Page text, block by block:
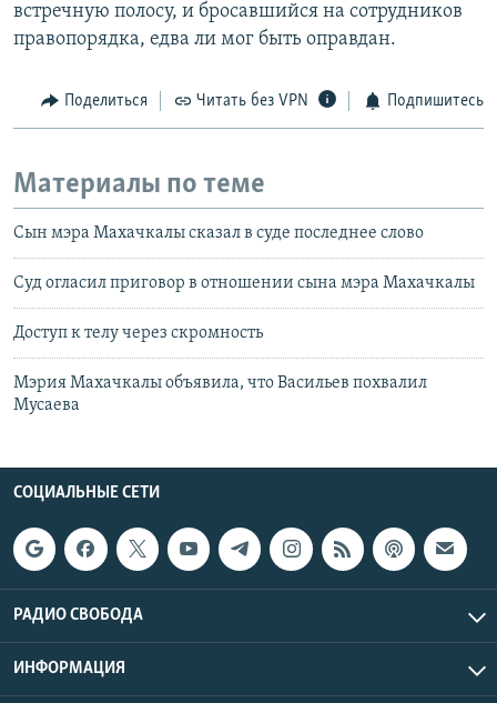
встречную полосу, и бросавшийся на сотрудников
правопорядка, едва ли мог быть оправдан.
Поделиться Читать без VPN Подпишитесь
Материалы по теме
Сын мэра Махачкалы сказал в суде последнее слово
Суд огласил приговор в отношении сына мэра Махачкалы
Доступ к телу через скромность
Мэрия Махачкалы объявила, что Васильев похвалил
Мусаева
СОЦИАЛЬНЫЕ СЕТИ
РАДИО СВОБОДА
ИНФОРМАЦИЯ